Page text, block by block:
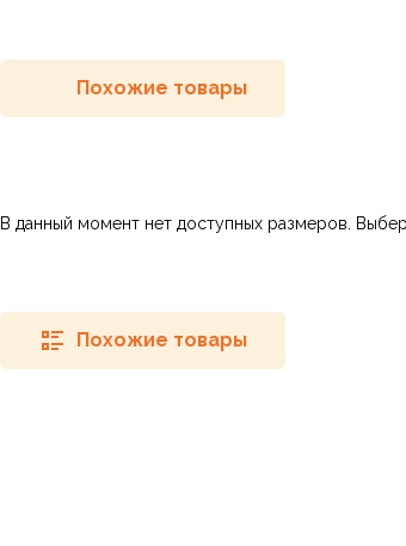
Похожие товары
В данный момент нет доступных размеров.
Похожие товары